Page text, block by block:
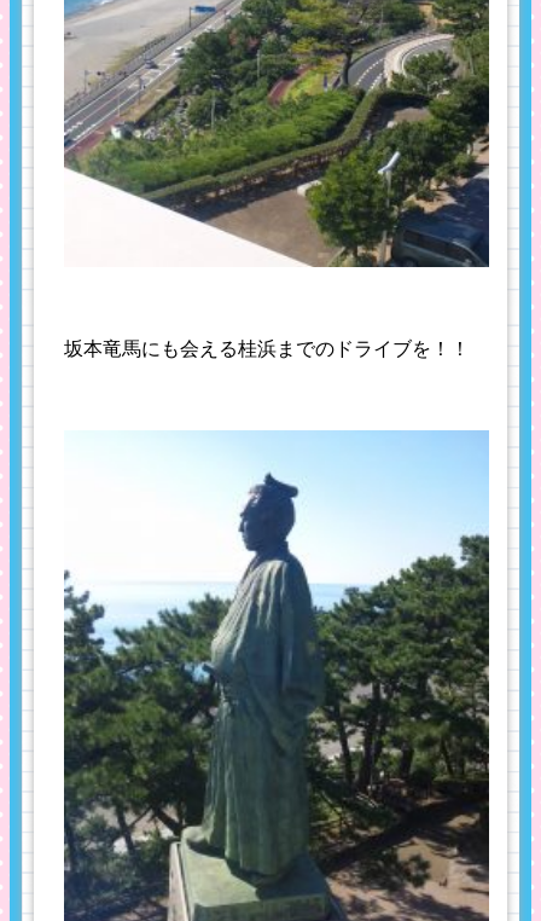
坂本竜馬にも会える桂浜までのドライブを！！